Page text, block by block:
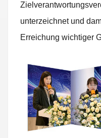
unterzeichnet und
Erreichung wichtiger